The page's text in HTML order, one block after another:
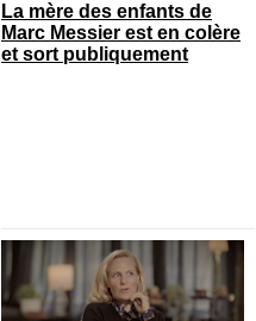
La mère des enfants de
Marc Messier est en colère
et sort publiquement